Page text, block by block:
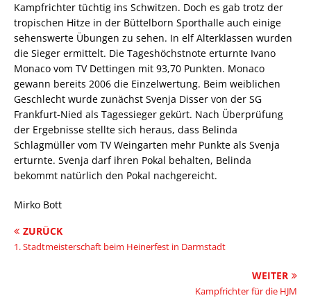
Kampfrichter tüchtig ins Schwitzen. Doch es gab trotz der
tropischen Hitze in der Büttelborn Sporthalle auch einige
sehenswerte Übungen zu sehen. In elf Alterklassen wurden
die Sieger ermittelt. Die Tageshöchstnote erturnte Ivano
Monaco vom TV Dettingen mit 93,70 Punkten. Monaco
gewann bereits 2006 die Einzelwertung. Beim weiblichen
Geschlecht wurde zunächst Svenja Disser von der SG
Frankfurt-Nied als Tagessieger gekürt. Nach Überprüfung
der Ergebnisse stellte sich heraus, dass Belinda
Schlagmüller vom TV Weingarten mehr Punkte als Svenja
erturnte. Svenja darf ihren Pokal behalten, Belinda
bekommt natürlich den Pokal nachgereicht.
Mirko Bott
ZURÜCK
1. Stadtmeisterschaft beim Heinerfest in Darmstadt
WEITER
Kampfrichter für die HJM